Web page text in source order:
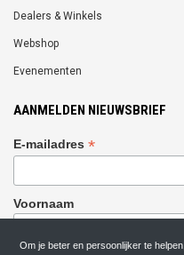
Om je beter en persoonlijker te helpen,
Dealers & Winkels
Webshop
Evenementen
AANMELDEN NIEUWSBRIEF
E-mailadres *
Voornaam